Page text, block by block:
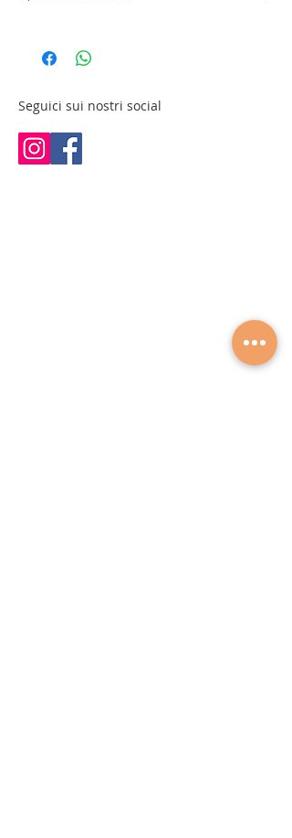
Cassettiera laterale con 3 cassetti
Design moderno con struttura stabile
Ideale per manicure, ricostruzione
unghie e nail art
Tensione: 220-240 V
Dimensioni armadio: 30 × 39 × 70 cm
cm
Dimensioni cassetto grande: 21 × 28 ×
Seguici sui nostri social